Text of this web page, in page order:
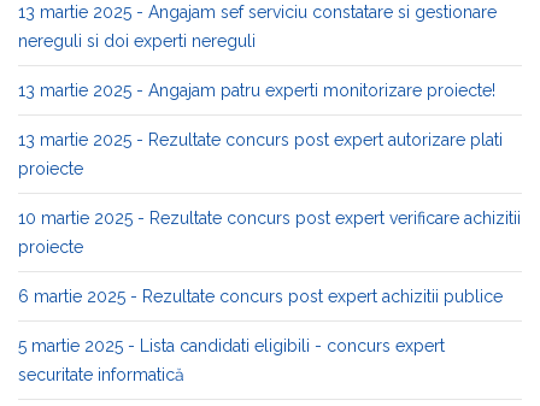
13 martie 2025 - Angajam sef serviciu constatare si gestionare
nereguli si doi experti nereguli
13 martie 2025 - Angajam patru experti monitorizare proiecte!
13 martie 2025 - Rezultate concurs post expert autorizare plati
proiecte
10 martie 2025 - Rezultate concurs post expert verificare achizitii
proiecte
6 martie 2025 - Rezultate concurs post expert achizitii publice
5 martie 2025 - Lista candidati eligibili - concurs expert
securitate informatică